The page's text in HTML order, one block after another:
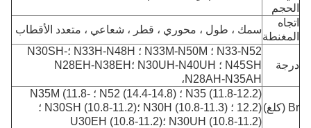
الحجم
اتجاه
المغنطة
سمك ، طول ، محوري ، قطر ، شعاعي ، متعدد الأقطاب
درجة
N33-N52 ؛ N33M-N50M ؛ N33H-N48H ؛N30SH-
N45SH ؛ N30UH-N40UH ؛N28EH-N38EH
،N28AH-N35AH
Br (كلغ)
N35 (11.8-12.2) ؛ N52 (14.4-14.8) ؛ N35M (11.8-
12.2) ؛ N30H (10.8-11.3) ؛N30SH (10.8-11.2) ؛
N30UH (10.8-11.2) ؛U30EH (10.8-11.2)